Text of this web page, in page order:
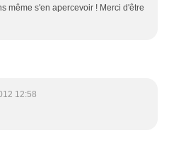
même s'en apercevoir ! Merci d'être
12:58